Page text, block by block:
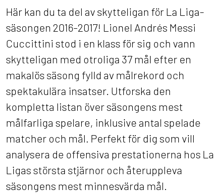
Här kan du ta del av skytteligan för La Liga-
säsongen 2016-2017! Lionel Andrés Messi
Cuccittini stod i en klass för sig och vann
skytteligan med otroliga 37 mål efter en
makalös säsong fylld av målrekord och
spektakulära insatser. Utforska den
kompletta listan över säsongens mest
målfarliga spelare, inklusive antal spelade
matcher och mål. Perfekt för dig som vill
analysera de offensiva prestationerna hos La
Ligas största stjärnor och återuppleva
säsongens mest minnesvärda mål.